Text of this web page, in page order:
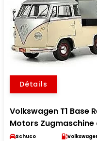
Détails
Volkswagen T1 Base
Motors Zugmaschine
Schuco